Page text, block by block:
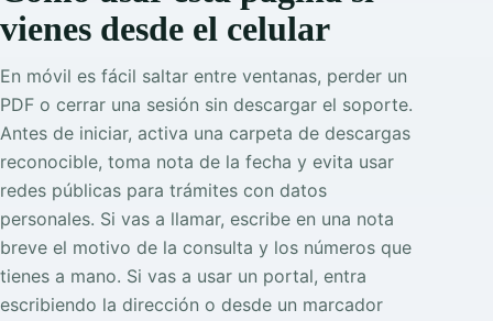
vienes desde el celular
En móvil es fácil saltar entre ventanas, perder un
PDF o cerrar una sesión sin descargar el soporte.
Antes de iniciar, activa una carpeta de descargas
reconocible, toma nota de la fecha y evita usar
redes públicas para trámites con datos
personales. Si vas a llamar, escribe en una nota
breve el motivo de la consulta y los números que
tienes a mano. Si vas a usar un portal, entra
escribiendo la dirección o desde un marcador